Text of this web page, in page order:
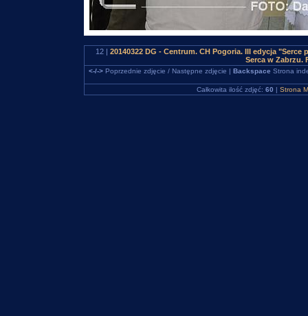
12 | 20140322 DG - Centrum. CH Pogoria. III edycja
Serca w Zabrzu.
<-/->Poprzednie zdjęcie / Następne zdjęcie | Backspace Strona
Całkowita ilość zdjęć: 60 | Strona